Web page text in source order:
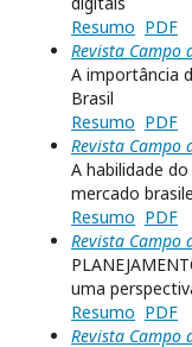
Resumo PDF
Revista Campo
A importância
Brasil
Resumo PDF
Revista Campo
A habilidade
mercado
Resumo PDF
Revista Campo
uma
Resumo PDF
Revista Campo